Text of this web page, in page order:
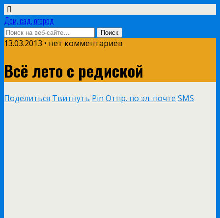
Дом, сад, огород
13.03.2013 • нет комментариев
Всё лето с редиской
Поделиться Твитнуть Pin Отпр. по эл. почте SMS